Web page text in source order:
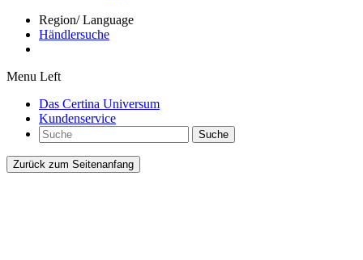
Region/ Language
Händlersuche
Menu Left
Das Certina Universum
Kundenservice
Suche
Zurück zum Seitenanfang